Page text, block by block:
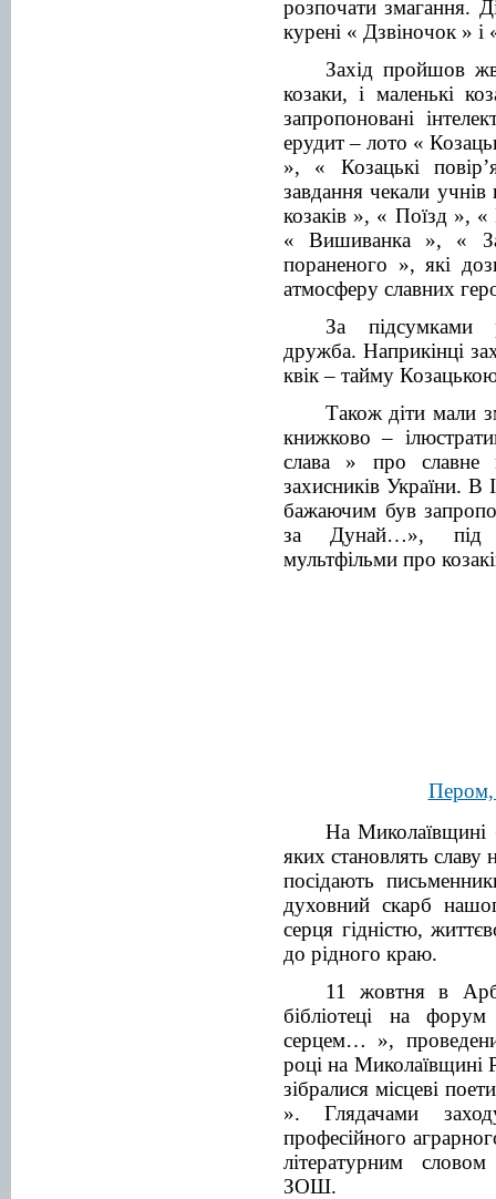
розпочати змагання.
курені « Дзвіночок » і
Захід пройшов
козаки, і маленькі
запропоновані
ерудит – лото «
», « Козацькі
завдання чекали
козаків », « Поїзд »,
« Вишиванка », «
пораненого », які
атмосферу славних
За підсумками
дружба. Наприкінці
квік – тайму
Також діти мали
книжково –
слава » про славне
захисників України. В
бажаючим був
за Дунай…», під
мультфільми про
На Миколаївщині
яких становлять славу
посідають
духовний скарб
серця гідністю,
до рідного краю.
11 жовтня в
бібліотеці на
серцем… »,
році на Миколаївщині
зібралися місцеві
». Глядачами
професійного
літературним
ЗОШ.